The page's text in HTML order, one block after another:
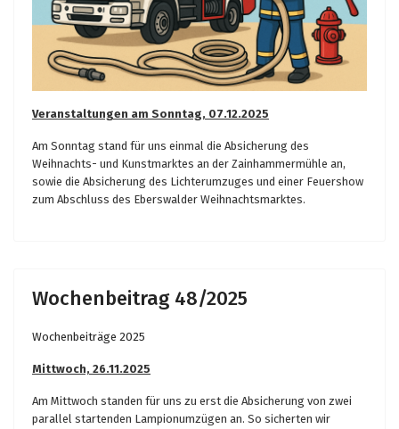
Veranstaltungen am Sonntag, 07.12.2025
Am Sonntag stand für uns einmal die Absicherung des
Weihnachts- und Kunstmarktes an der Zainhammermühle an,
sowie die Absicherung des Lichterumzuges und einer Feuershow
zum Abschluss des Eberswalder Weihnachtsmarktes.
Wochenbeitrag 48/2025
Wochenbeiträge 2025
Mittwoch, 26.11.2025
Am Mittwoch standen für uns zu erst die Absicherung von zwei
parallel startenden Lampionumzügen an. So sicherten wir